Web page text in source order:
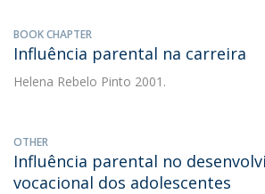
BOOK CHAPTER
Influência parental na carreira
Helena Rebelo Pinto 2001.
OTHER
Influência parental no
vocacional dos adolescentes